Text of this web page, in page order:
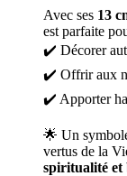
Avec ses 13
est parfaite
✔️ Décorer
✔️ Offrir aux
✔️ Apporter
🌟 Un
vertus de la
spiritualité et